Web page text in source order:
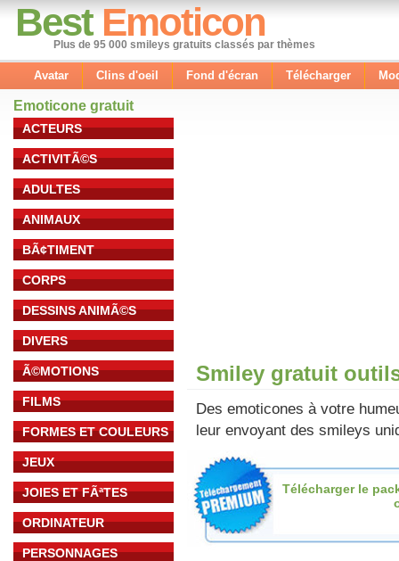
Best Emoticon
Plus de 95 000 smileys gratuits classés par thèmes
Avatar Clins d'oeil Fond d'écran Télécharger
Emoticone gratuit
ACTEURS
ACTIVITÃ©S
ADULTES
ANIMAUX
BÃ¢TIMENT
CORPS
DESSINS ANIMÃ©S
DIVERS
Ã©MOTIONS
FILMS
FORMES ET COULEURS
JEUX
JOIES ET FÃªTES
ORDINATEUR
PERSONNAGES
Smiley gratuit
Des emoticones à votre
leur envoyant des smileys
Télécharger le